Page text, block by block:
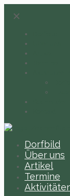
✕
Dorfbild
Über uns
Artikel
Termine